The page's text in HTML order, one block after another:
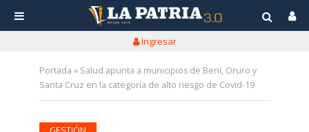
Ingresar
Portada » Salud apunta a municipios de Beni, Oruro y
Santa Cruz en la categoría de alto riesgo de Covid-19